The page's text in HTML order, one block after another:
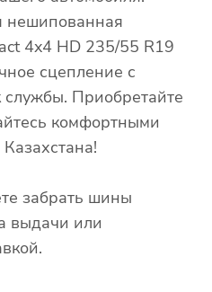
нешипованная
4x4 HD 235/55 R19
сцепление с
Приобретайте
комфортными
забрать шины
выдачи или